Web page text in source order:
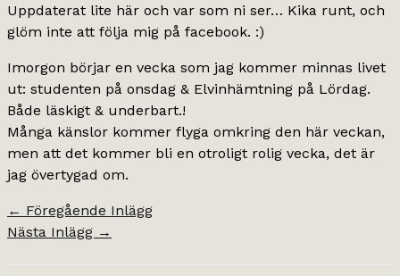
Uppdaterat lite här och var som ni ser… Kika runt, och
glöm inte att följa mig på facebook. :)
Imorgon börjar en vecka som jag kommer minnas livet
ut: studenten på onsdag & Elvinhämtning på Lördag.
Både läskigt & underbart.!
Många känslor kommer flyga omkring den här veckan,
men att det kommer bli en otroligt rolig vecka, det är
jag övertygad om.
← Föregående Inlägg
Nästa Inlägg →